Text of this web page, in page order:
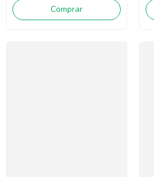
Comprar